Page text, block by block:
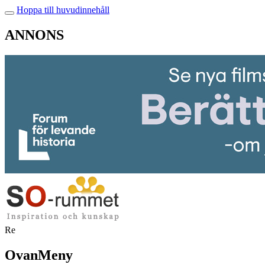
Hoppa till huvudinnehåll
ANNONS
Re
OvanMeny